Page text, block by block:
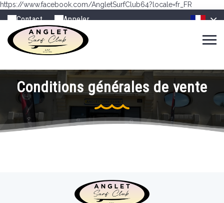
https://www.facebook.com/AngletSurfClub64?locale=fr_FR
Contact Appeler
Conditions générales de vente